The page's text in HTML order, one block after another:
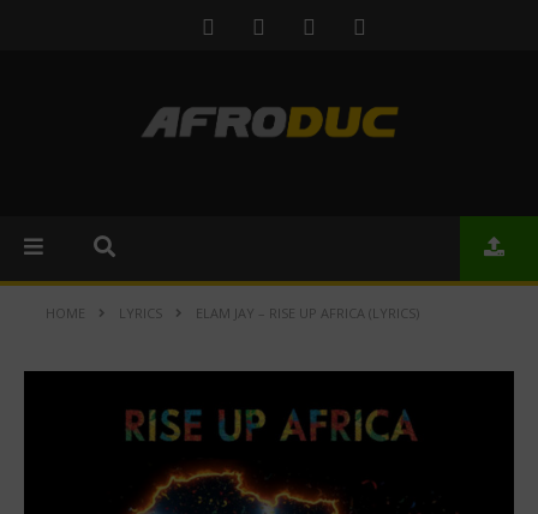
HOME LYRICS ELAM JAY – RISE UP AFRICA (LYRICS)